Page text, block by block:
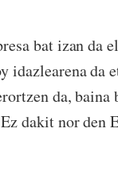
bat izan da
idazlearena da
da,
dakit nor den